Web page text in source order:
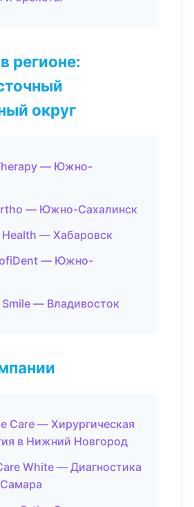
регионе:
округ
— Южно-
— Южно-Сахалинск
— Хабаровск
— Южно-
— Владивосток
Care — Хирургическая
в Нижний Новгород
White — Диагностика
Самара